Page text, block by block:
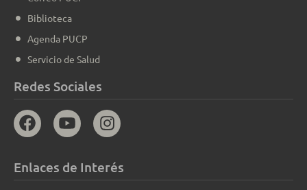
Biblioteca
Agenda PUCP
Servicio de Salud
Redes Sociales
Enlaces de Interés